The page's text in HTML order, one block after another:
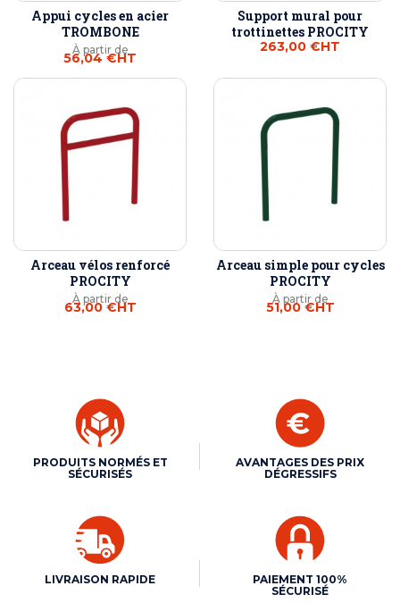
Appui cycles en acier
TROMBONE
À partir de
56,04 €HT
Support mural pour
trottinettes PROCITY
263,00 €HT
Arceau vélos renforcé
PROCITY
À partir de
63,00 €HT
Arceau simple pour cycles
PROCITY
À partir de
51,00 €HT
PRODUITS NORMÉS ET
SÉCURISÉS
AVANTAGES DES PRIX
DÉGRESSIFS
LIVRAISON RAPIDE
PAIEMENT 100%
SÉCURISÉ